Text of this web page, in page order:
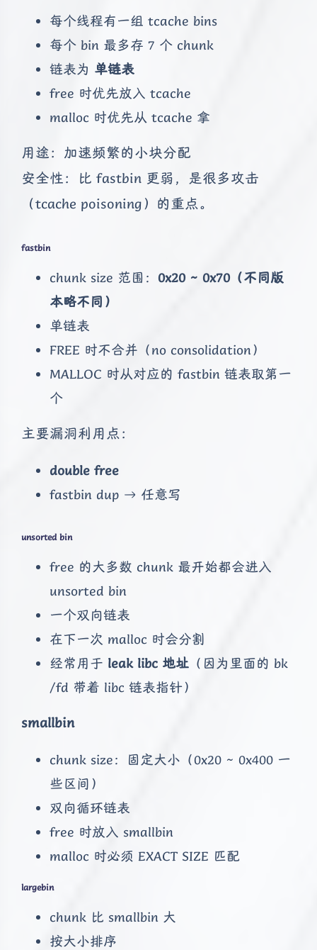
每个线程有一组 tcache bins
每个 bin 最多存 7 个 chunk
链表为 单链表
free 时优先放入 tcache
malloc 时优先从 tcache 拿
用途：加速频繁的小块分配
安全性：比 fastbin 更弱，是很多攻击
（tcache poisoning）的重点。
fastbin
chunk size 范围： 0x20 ~ 0x70（不同版
本略不同）
单链表
FREE 时不合并（no consolidation）
MALLOC 时从对应的 fastbin 链表取第一
个
主要漏洞利用点：
double free
fastbin dup → 任意写
unsorted bin
free 的大多数 chunk 最开始都会进入
unsorted bin
一个双向链表
在下一次 malloc 时会分割
经常用于 leak libc 地址 （因为里面的 bk
/fd 带着 libc 链表指针）
smallbin
chunk size：固定大小（0x20 ~ 0x400 一
些区间）
双向循环链表
free 时放入 smallbin
malloc 时必须 EXACT SIZE 匹配
largebin
chunk 比 smallbin 大
按大小排序